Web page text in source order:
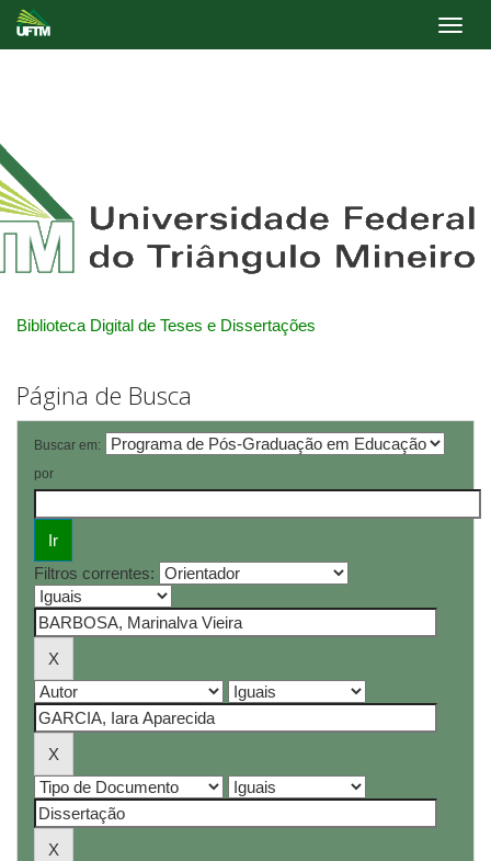
Biblioteca Digital de Teses e Dissertações
Página de Busca
Buscar em:
por
Filtros correntes: